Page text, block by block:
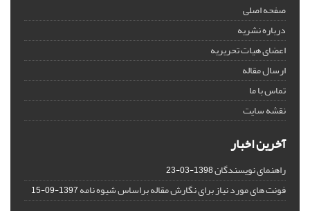
صفحه اصلی
درباره نشریه
اعضای هیات تحریریه
ارسال مقاله
تماس با ما
نقشه سایت
آخرین اخبار
راهنمای نویسندگان1398-03-23
فونت های مورد نیاز برای نگارش مقاله براساس شیوه نامه1397-09-15